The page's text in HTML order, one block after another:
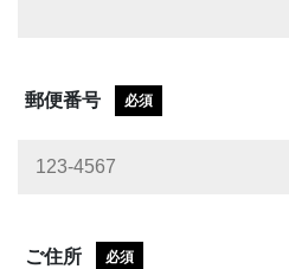
郵便番号 必須
ご住所 必須